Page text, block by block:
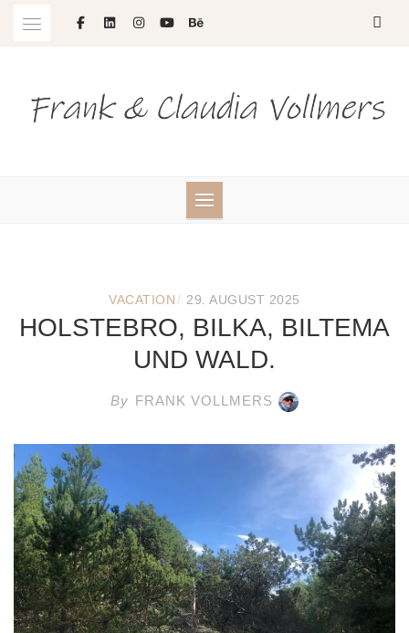
VACATION / 29. AUGUST 2025
HOLSTEBRO, BILKA, BILTEMA
UND WALD.
By FRANK VOLLMERS